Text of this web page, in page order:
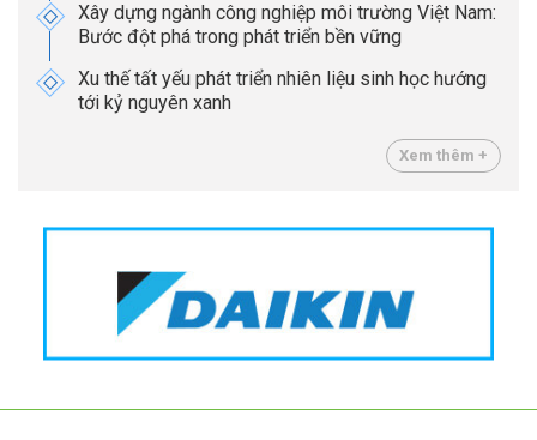
Xây dựng ngành công nghiệp môi trường Việt Nam:
Bước đột phá trong phát triển bền vững
Xu thế tất yếu phát triển nhiên liệu sinh học hướng
tới kỷ nguyên xanh
Xem thêm +